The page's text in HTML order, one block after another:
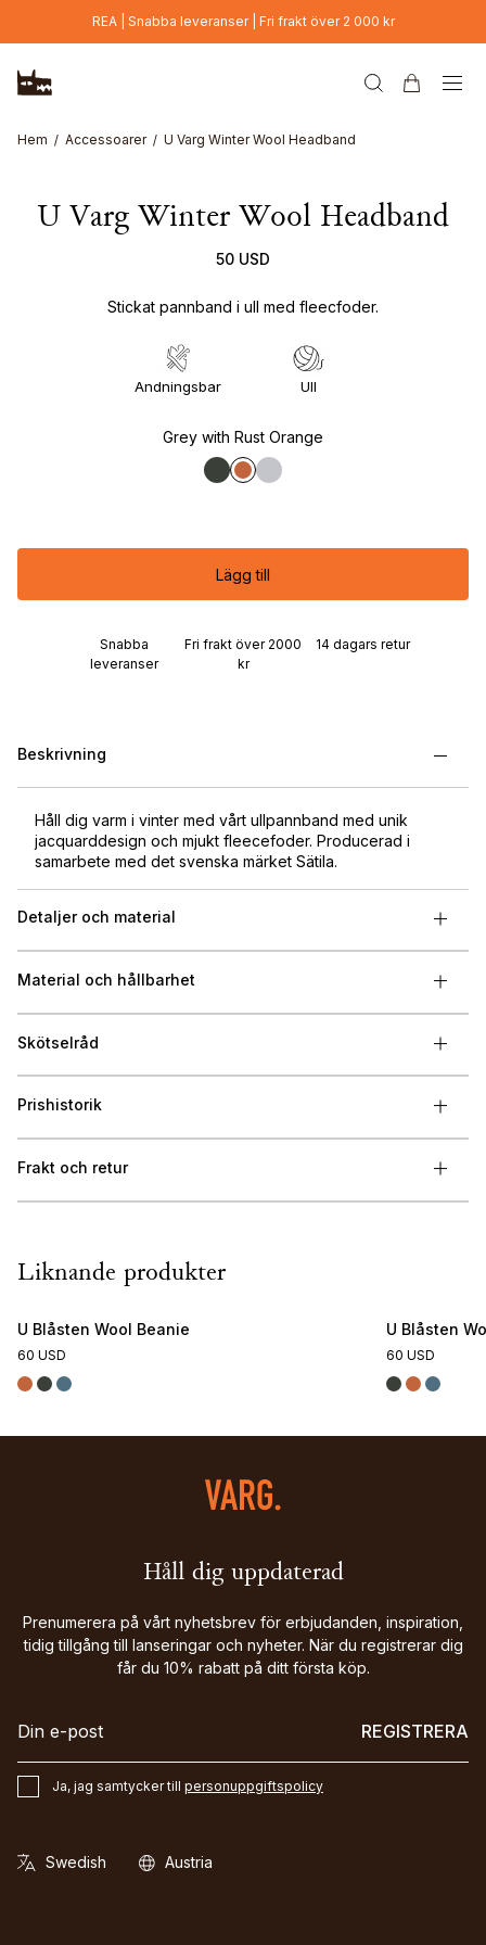
Hoppa till huvudinnehållREA | Snabba leveranser | Fri frakt över 2 000 kr
Hem Accessoarer U Varg Winter Wool Headband
U Varg Winter Wool Headband
50 USD
Stickat pannband i ull med fleecfoder.
Andningsbar Ull
Grey with Rust Orange
Lägg till
Snabba
leveranser
Fri frakt över 2000
kr
14 dagars retur
Beskrivning
Håll dig varm i vinter med vårt ullpannband med unik
jacquarddesign och mjukt fleecefoder. Producerad i
samarbete med det svenska märket Sätila.
Detaljer och material
Material och hållbarhet
Skötselråd
Prishistorik
Frakt och retur
Liknande produkter
U Blåsten Wool Beanie
60 USD
U Blåsten
60 USD
Håll dig uppdaterad
Prenumerera på vårt nyhetsbrev för erbjudanden, inspiration,
tidig tillgång till lanseringar och nyheter. När du registrerar dig
får du 10% rabatt på ditt första köp.
REGISTRERA
Ja, jag samtycker till personuppgiftspolicy